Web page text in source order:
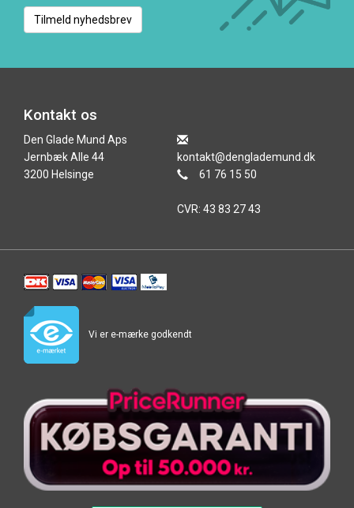
Tilmeld nyhedsbrev
Kontakt os
Den Glade Mund Aps
Jernbæk Alle 44
3200 Helsinge
kontakt@denglademund.dk
61 76 15 50
CVR: 43 83 27 43
Vi er e-mærke godkendt